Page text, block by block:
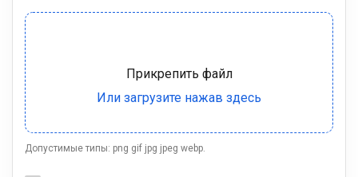
Допустимые типы: png gif jpg jpeg webp.